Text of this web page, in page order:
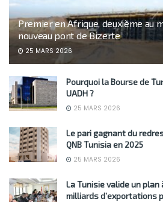
Premier en Afrique, deuxième au
nouveau pont de Bizerte
25 MARS 2026
Pourquoi la Bourse de
UADH ?
25 MARS 2026
Le pari gagnant du
QNB Tunisia en 2025
25 MARS 2026
La Tunisie valide un plan
milliards d’exportations